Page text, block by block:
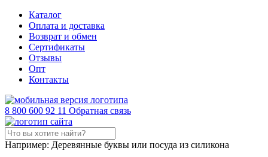
Каталог
Оплата и доставка
Возврат и обмен
Сертификаты
Отзывы
Опт
Контакты
8 800 600 92 11 Обратная связь
Например: Деревянные буквы или посуда из силикона